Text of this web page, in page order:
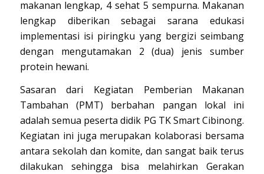
makanan lengkap, 4 sehat 5 sempurna. Makanan
lengkap diberikan sebagai sarana edukasi
implementasi isi piringku yang bergizi seimbang
dengan mengutamakan 2 (dua) jenis sumber
protein hewani.
Sasaran dari Kegiatan Pemberian Makanan
Tambahan (PMT) berbahan pangan lokal ini
adalah semua peserta didik PG TK Smart Cibinong.
Kegiatan ini juga merupakan kolaborasi bersama
antara sekolah dan komite, dan sangat baik terus
dilakukan sehingga bisa melahirkan Gerakan